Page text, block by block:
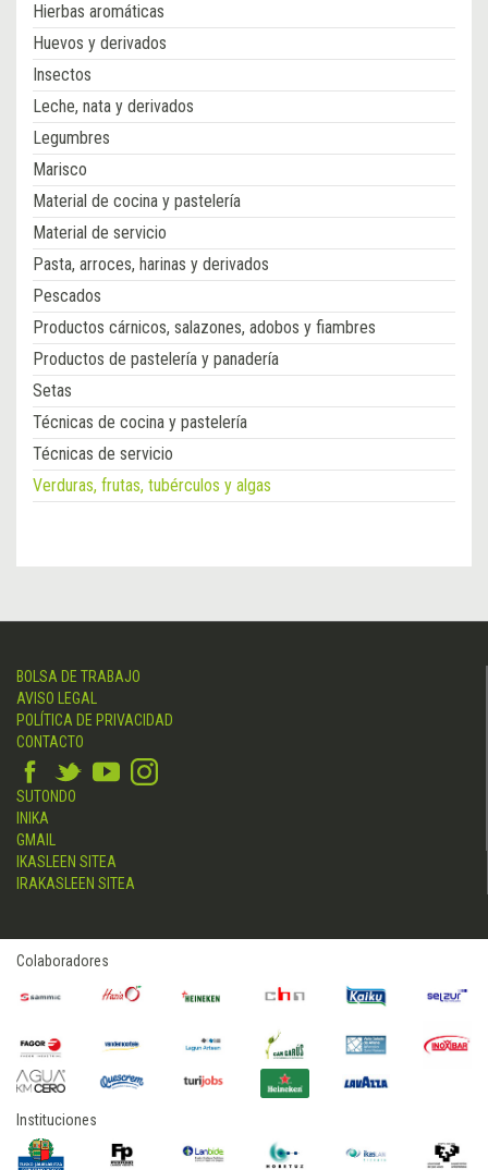
Hierbas aromáticas
Huevos y derivados
Insectos
Leche, nata y derivados
Legumbres
Marisco
Material de cocina y pastelería
Material de servicio
Pasta, arroces, harinas y derivados
Pescados
Productos cárnicos, salazones, adobos y fiambres
Productos de pastelería y panadería
Setas
Técnicas de cocina y pastelería
Técnicas de servicio
Verduras, frutas, tubérculos y algas
BOLSA DE TRABAJO
AVISO LEGAL
POLÍTICA DE PRIVACIDAD
CONTACTO
SUTONDO
INIKA
GMAIL
IKASLEEN SITEA
IRAKASLEEN SITEA
Colaboradores
Instituciones